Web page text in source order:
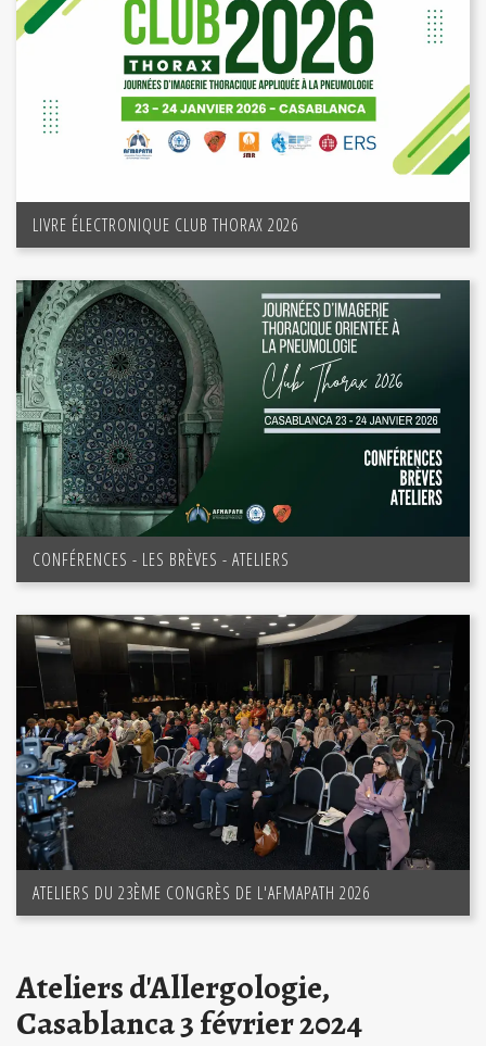
LIVRE ÉLECTRONIQUE CLUB THORAX 2026
CONFÉRENCES - LES BRÈVES - ATELIERS
ATELIERS DU 23ÈME CONGRÈS DE L'AFMAPATH 2026
Ateliers d'Allergologie,
Casablanca 3 février 2024